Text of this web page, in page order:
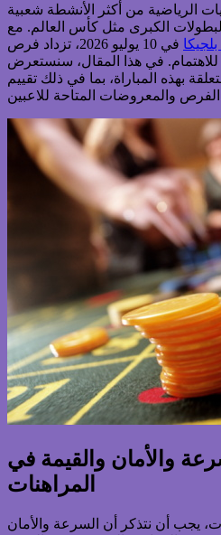
الرياضية من أكثر الأنشطة شعبية
الكبرى مثل كأس العالم. مع
في 10 يوليو 2026، تزداد فرص
للاهتمام. في هذا المقال، سنستعرض
بهذه المباراة، بما في ذلك تقييم
والأمان والقيمة في
المراهنات
يجب أن نتذكر أن السرعة والأمان